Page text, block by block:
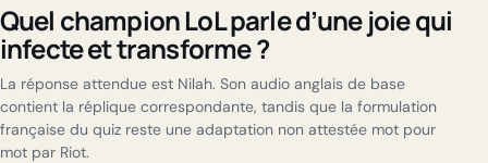
Quel champion LoL parle d’une joie qui
infecte et transforme ?
La réponse attendue est Nilah. Son audio anglais de base
contient la réplique correspondante, tandis que la formulation
française du quiz reste une adaptation non attestée mot pour
mot par Riot.